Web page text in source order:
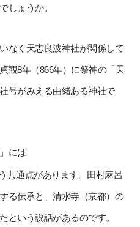
しょうか。
なく天志良波神社が関係して
観8年（866年）に祭神の「天
号がみえる由緒ある神社で
には
共通点があります。田村麻呂
る伝承と、清水寺（京都）の
という説話があるのです。